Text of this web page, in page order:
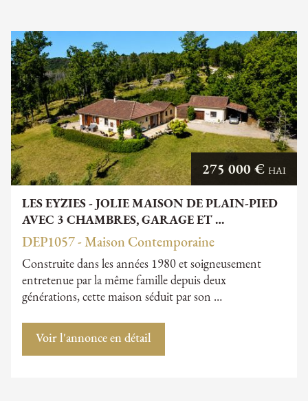
LES EYZIES - JOLIE MAISON DE PLAIN-PIED
AVEC 3 CHAMBRES, GARAGE ET …
275 000 € HAI
DEP1057 - Maison Contemporaine
Construite dans les années 1980 et soigneusement
entretenue par la même famille depuis deux
générations, cette maison séduit par son …
Voir l'annonce en détail